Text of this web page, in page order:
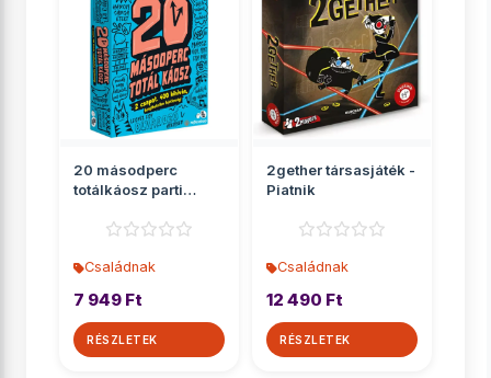
20 másodperc
totálkáosz parti
Családnak
7 949 Ft
RÉSZLETEK
2gether társasjáték -
Piatnik
Családnak
12 490 Ft
RÉSZLETEK